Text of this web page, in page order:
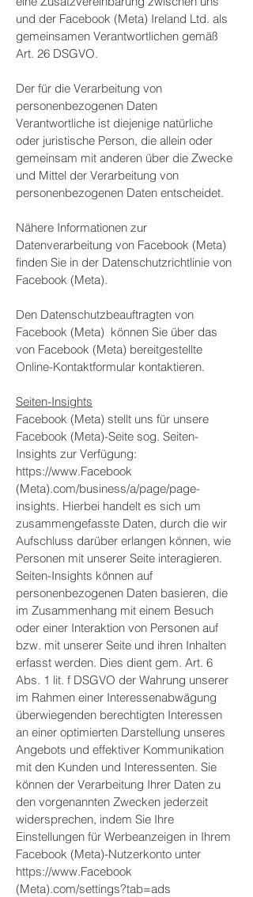
und der Facebook (Meta) Ireland Ltd. als
gemeinsamen Verantwortlichen gemäß
Art. 26 DSGVO.
Der für die Verarbeitung von
personenbezogenen Daten
Verantwortliche ist diejenige natürliche
oder juristische Person, die allein oder
gemeinsam mit anderen über die Zwecke
und Mittel der Verarbeitung von
personenbezogenen Daten entscheidet.
Nähere Informationen zur
Datenverarbeitung von Facebook (Meta)
finden Sie in der Datenschutzrichtlinie von
Facebook (Meta).
Den Datenschutzbeauftragten von
Facebook (Meta) können Sie über das
von Facebook (Meta) bereitgestellte
Online-Kontaktformular kontaktieren.
Seiten-Insights
Facebook (Meta) stellt uns für unsere
Facebook (Meta)-Seite sog. Seiten-
Insights zur Verfügung:
https://www.Facebook
(Meta).com/business/a/page/page-
insights. Hierbei handelt es sich um
zusammengefasste Daten, durch die wir
Aufschluss darüber erlangen können, wie
Personen mit unserer Seite interagieren.
Seiten-Insights können auf
personenbezogenen Daten basieren, die
im Zusammenhang mit einem Besuch
oder einer Interaktion von Personen auf
bzw. mit unserer Seite und ihren Inhalten
erfasst werden. Dies dient gem. Art. 6
Abs. 1 lit. f DSGVO der Wahrung unserer
im Rahmen einer Interessenabwägung
überwiegenden berechtigten Interessen
an einer optimierten Darstellung unseres
Angebots und effektiver Kommunikation
mit den Kunden und Interessenten. Sie
können der Verarbeitung Ihrer Daten zu
den vorgenannten Zwecken jederzeit
widersprechen, indem Sie Ihre
Einstellungen für Werbeanzeigen in Ihrem
Facebook (Meta)-Nutzerkonto unter
https://www.Facebook
(Meta).com/settings?tab=ads